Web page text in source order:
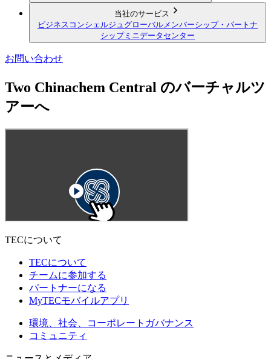
当社のサービス
ビジネスコンシェルジュ グローバルメンバーシップ・パートナ
シップミニデータセンター
お問い合わせ
Two Chinachem Central のバーチャルツ
アーへ
TECについて
TECについて
チームに参加する
パートナーになる
MyTECモバイルアプリ
環境、社会、コーポレートガバナンス
コミュニティ